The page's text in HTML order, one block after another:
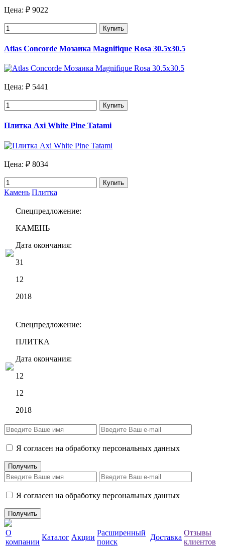
Цена: ₽ 9022
Купить
Atlas Concorde Мозаика Magnifique Rosa 30.5х30.5
Цена: ₽ 5441
Купить
Плитка Axi White Pine Tatami
Цена: ₽ 8034
Купить
Камень Плитка
Спецпредложение:
КАМЕНЬ
Дата окончания:
31
12
2018
Спецпредложение:
ПЛИТКА
Дата окончания:
12
12
2018
Я согласен на обработку персональных данных
Я согласен на обработку персональных данных
О
компании
Каталог Акции
Расширенный
поиск
Доставка
Отзывы
клиентов